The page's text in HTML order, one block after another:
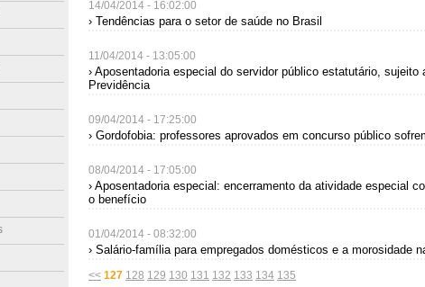
14/04/2014 - 16:02:00
› Tendências para o setor de saúde no Brasil
11/04/2014 - 13:05:00
› Aposentadoria especial do servidor público estatutário, sujeito
Previdência
09/04/2014 - 17:25:00
› Gordofobia: professores aprovados em concurso público
08/04/2014 - 17:05:00
› Aposentadoria especial: encerramento da atividade especial
o benefício
01/04/2014 - 08:32:00
› Salário-família para empregados domésticos e a morosidade
<< 127 128 129 130 131 132 133 134 135